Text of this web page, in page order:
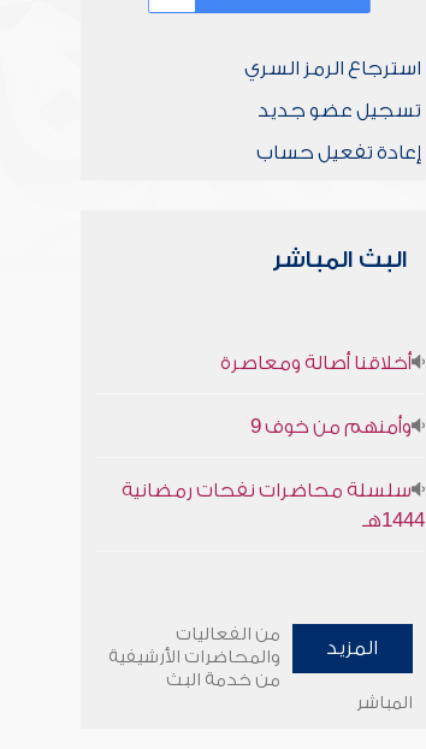
استرجاع الرمز السري
تسجيل عضو جديد
إعادة تفعيل حساب
البث المباشر
أخلاقنا أصالة ومعاصرة
وأمنهم من خوف 9
سلسلة محاضرات نفحات رمضانية
1444هـ
المزيد
من الفعاليات
والمحاضرات الأرشيفية
من خدمة البث
المباشر